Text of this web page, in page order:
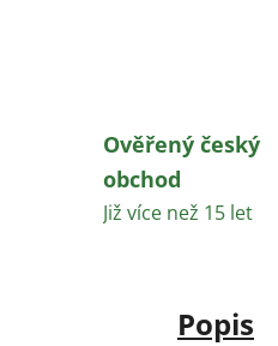
Ověřený český
obchod
Již více než 15 let
Popis